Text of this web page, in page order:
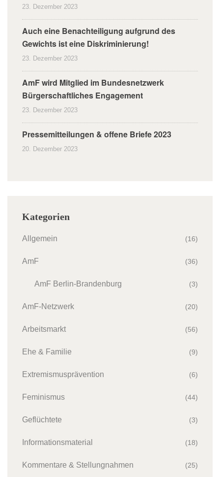
23. Dezember 2023
Auch eine Benachteiligung aufgrund des
Gewichts ist eine Diskriminierung!
23. Dezember 2023
AmF wird Mitglied im Bundesnetzwerk
Bürgerschaftliches Engagement
23. Dezember 2023
Pressemitteilungen & offene Briefe 2023
20. Dezember 2023
Kategorien
Allgemein (16)
AmF (36)
AmF Berlin-Brandenburg (3)
AmF-Netzwerk (20)
Arbeitsmarkt (56)
Ehe & Familie (9)
Extremismusprävention (6)
Feminismus (44)
Geflüchtete (3)
Informationsmaterial (18)
Kommentare & Stellungnahmen (25)